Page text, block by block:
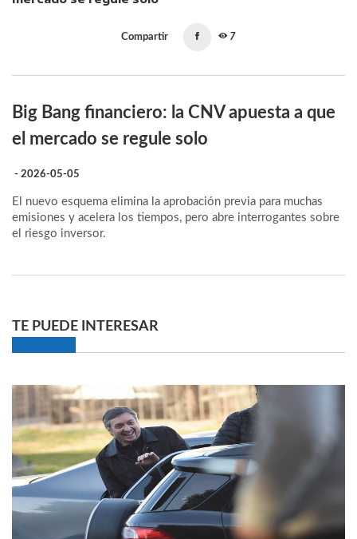
Compartir 7
Big Bang financiero: la CNV apuesta a que
el mercado se regule solo
- 2026-05-05
El nuevo esquema elimina la aprobación previa para muchas
emisiones y acelera los tiempos, pero abre interrogantes sobre
el riesgo inversor.
TE PUEDE INTERESAR